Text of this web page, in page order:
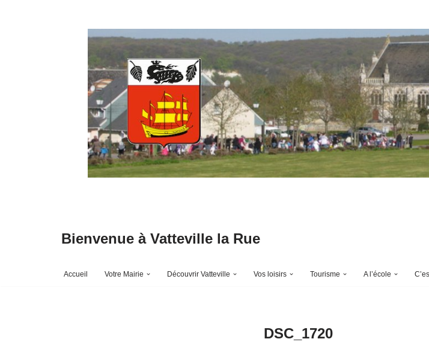
Bienvenue à Vatteville la Rue
Accueil Votre Mairie Découvrir Vatteville Vos loisirs Tourisme A l’école
DSC_1720